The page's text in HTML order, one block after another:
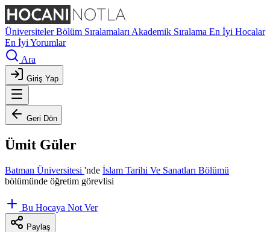
ÜniversitelerBölüm Sıralamaları Akademik Sıralama En İyi Hocalar
En İyi Yorumlar
Ara
Giriş Yap
Geri Dön
Ümit Güler
Batman Üniversitesi 'nde İslam Tarihi Ve Sanatları Bölümü
bölümünde öğretim görevlisi
Bu Hocaya Not Ver
Paylaş